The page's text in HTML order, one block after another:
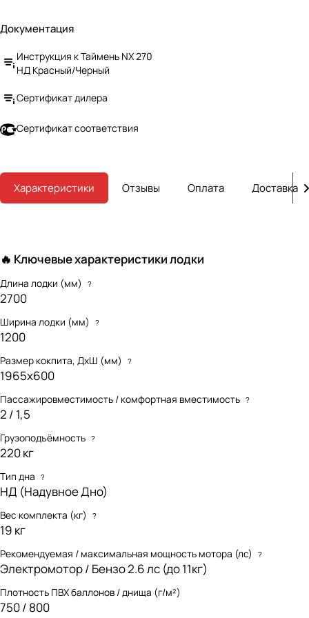
Документация
Инструкция к Таймень NX 270
НД Красный/Черный
Сертификат дилера
Сертификат соответствия
Характеристики Отзывы Оплата Доставка
🔥 Ключевые характеристики лодки
Длина лодки (мм) ?
2700
Ширина лодки (мм) ?
1200
Размер кокпита, ДхШ (мм) ?
1965х600
Пассажировместимость / комфортная вместимость ?
2 / 1,5
Грузоподъёмность ?
220 кг
Тип дна ?
НД (Надувное Дно)
Вес комплекта (кг) ?
19 кг
Рекомендуемая / максимальная мощность мотора (лс) ?
Электромотор / Бензо 2.6 лс (до 11кг)
Плотность ПВХ баллонов / днища (г/м²)
750 / 800